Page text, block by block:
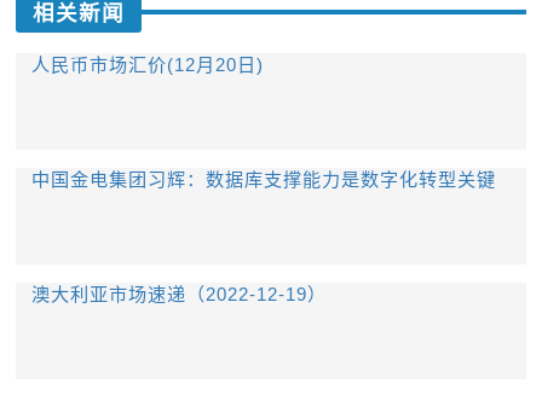
相关新闻
人民币市场汇价(12月20日)
中国金电集团习辉：数据库支撑能力是数字化转型关键
澳大利亚市场速递（2022-12-19）